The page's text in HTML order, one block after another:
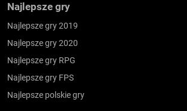
Najlepsze gry
Najlepsze gry 2019
Najlepsze gry 2020
Najlepsze gry RPG
Najlepsze gry FPS
Najlepsze polskie gry